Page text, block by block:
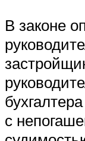
В законе
с